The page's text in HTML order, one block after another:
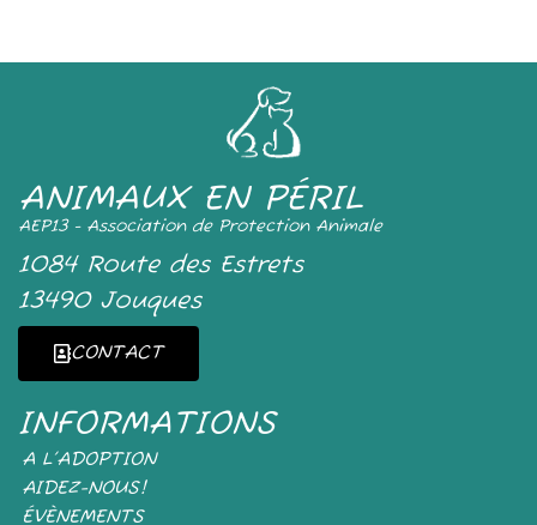
ANIMAUX EN PÉRIL
AEP13 - Association de Protection Animale
1084 Route des Estrets
13490 Jouques
CONTACT
INFORMATIONS
A L’ADOPTION
AIDEZ-NOUS!
ÉVÈNEMENTS